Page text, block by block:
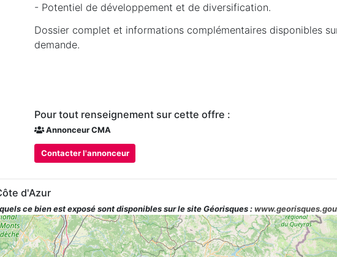
- Potentiel de développement et de diversification.
Dossier complet et informations complémentaires disponibles
demande.
Pour tout renseignement sur cette offre :
Annonceur CMA
Contacter l'annonceur
d'Azur
ce bien est exposé sont disponibles sur le site Géorisques :